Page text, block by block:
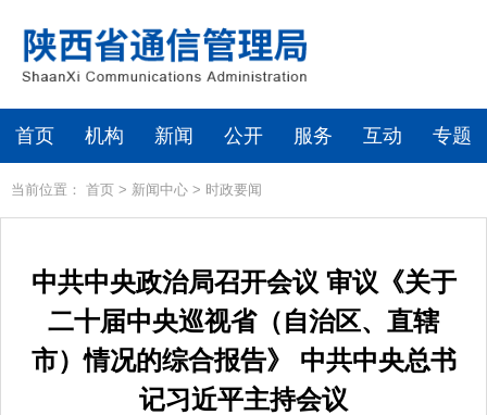
首页 机构 新闻 公开 服务 互动 专题
当前位置： 首页 > 新闻中心 > 时政要闻
中共中央政治局召开会议 审议《关于
二十届中央巡视省（自治区、直辖
市）情况的综合报告》 中共中央总书
记习近平主持会议